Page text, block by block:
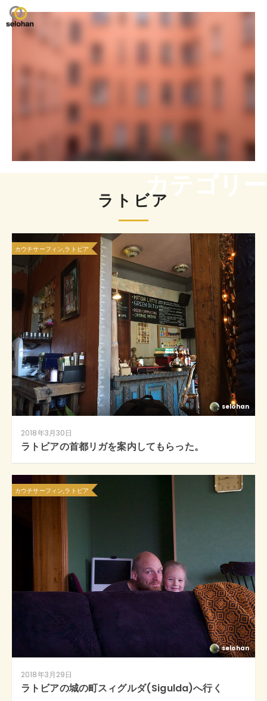
ラトビアカテゴリー
カウチサーフィン,ラトビア
selohan
2018年3月30日
ラトビアの首都リガを案内してもらった。
カウチサーフィン,ラトビア
selohan
2018年3月29日
ラトビアの城の町スィグルダ(Sigulda)へ行く